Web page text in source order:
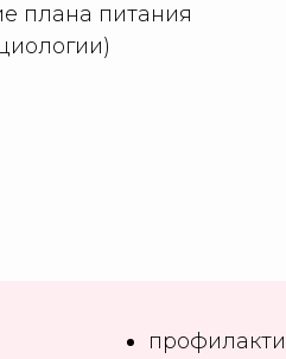
плана питания